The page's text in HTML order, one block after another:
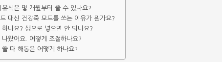
식은 몇 개월부터 줄 수 있나요?
대신 건강죽 모드를 쓰는 이유가 뭔가요?
나요? 생으로 넣으면 안 되나요?
왔어요. 어떻게 조절하나요?
때 해동은 어떻게 하나요?